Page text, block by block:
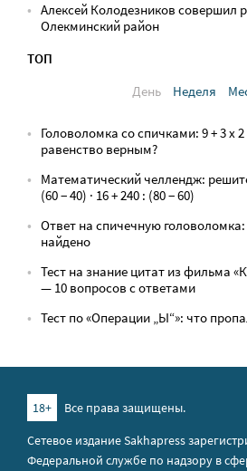
Алексей Колодезников совершил
Олекминский район
ТОП
День
Неделя
Головоломка со спичками: 9 + 3 х
равенство верным?
Математический челлендж:
(60 − 40) · 16 + 240 : (80 − 60)
Ответ на спичечную
найдено
Тест на знание цитат из фильма
— 10 вопросов с ответами
Тест по «Операции „Ы“»: что
18+
Все права защищены.
Сетевое издание Sakhapress
Федеральной службе по надзору в